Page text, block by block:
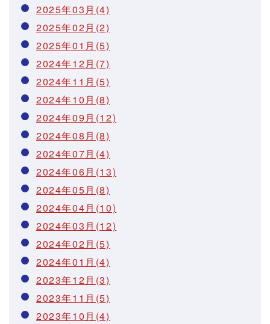
2025年03月(4)
2025年02月(2)
2025年01月(5)
2024年12月(7)
2024年11月(5)
2024年10月(8)
2024年09月(12)
2024年08月(8)
2024年07月(4)
2024年06月(13)
2024年05月(8)
2024年04月(10)
2024年03月(12)
2024年02月(5)
2024年01月(4)
2023年12月(3)
2023年11月(5)
2023年10月(4)